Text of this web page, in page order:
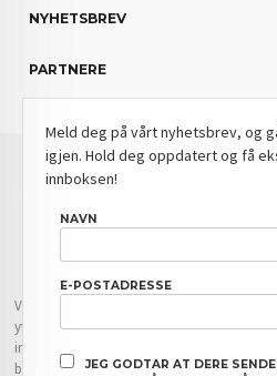
NYHETSBREV
PARTNERE
Norwegian
FRAKT
Vår nettbutikk bruker cookies slik at du får
yte deg bedre service. Vi bruker cookies
innloggingsdetaljer og huske hva du har
bruke siden som normalt om du godtar
Meld deg på vårt nyhetsbrev, og
igjen. Hold deg oppdatert og få
innboksen!
NAVN
E-POSTADRESSE
JEG GODTAR AT DERE